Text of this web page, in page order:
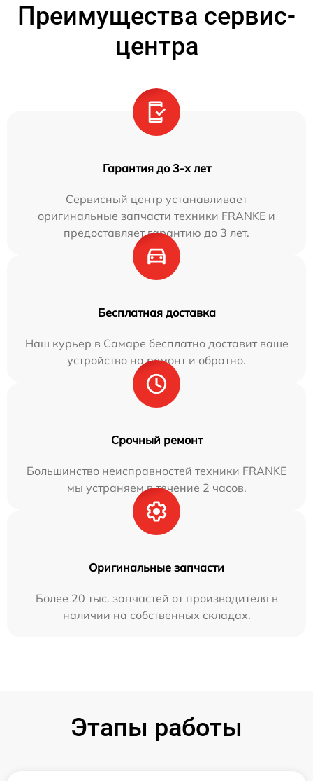
Преимущества сервис-
центра
Гарантия до 3-х лет
Сервисный центр устанавливает
оригинальные запчасти техники FRANKE и
предоставляет гарантию до 3 лет.
Бесплатная доставка
Наш курьер в Самаре бесплатно доставит ваше
устройство на ремонт и обратно.
Срочный ремонт
Большинство неисправностей техники FRANKE
мы устраняем в течение 2 часов.
Оригинальные запчасти
Более 20 тыс. запчастей от производителя в
наличии на собственных складах.
Этапы работы